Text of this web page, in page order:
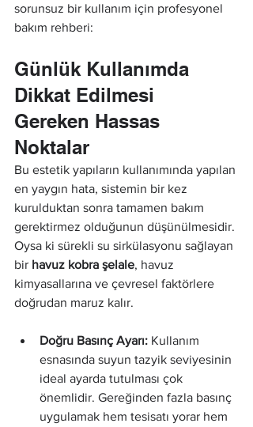
sorunsuz bir kullanım için profesyonel
bakım rehberi:
Günlük Kullanımda
Dikkat Edilmesi
Gereken Hassas
Noktalar
Bu estetik yapıların kullanımında yapılan
en yaygın hata, sistemin bir kez
kurulduktan sonra tamamen bakım
gerektirmez olduğunun düşünülmesidir.
Oysa ki sürekli su sirkülasyonu sağlayan
bir havuz kobra şelale, havuz
kimyasallarına ve çevresel faktörlere
doğrudan maruz kalır.
Doğru Basınç Ayarı: Kullanım
esnasında suyun tazyik seviyesinin
ideal ayarda tutulması çok
önemlidir. Gereğinden fazla basınç
uygulamak hem tesisatı yorar hem